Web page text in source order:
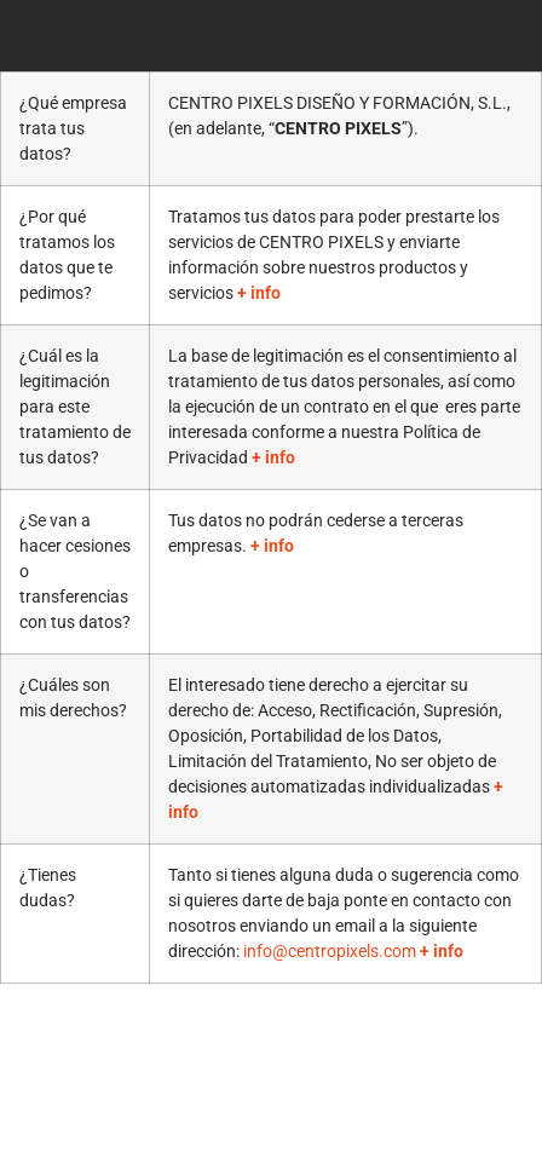
¿Qué empresa
trata tus
datos?
CENTRO PIXELS DISEÑO Y FORMACIÓN, S.L.,
(en adelante, “CENTRO PIXELS”).
¿Por qué
tratamos los
datos que te
pedimos?
Tratamos tus datos para poder prestarte los
servicios de CENTRO PIXELS y enviarte
información sobre nuestros productos y
servicios+ info
¿Cuál es la
legitimación
para este
tratamiento de
tus datos?
La base de legitimación es el consentimiento al
tratamiento de tus datos personales, así como
la ejecución de un contrato en el que eres parte
interesada conforme a nuestra Política de
Privacidad + info
¿Se van a
hacer cesiones
o
transferencias
con tus datos?
Tus datos no podrán cederse a terceras
empresas. + info
¿Cuáles son
mis derechos?
El interesado tiene derecho a ejercitar su
derecho de: Acceso, Rectificación, Supresión,
Oposición, Portabilidad de los Datos,
Limitación del Tratamiento, No ser objeto de
decisiones automatizadas individualizadas+
info
¿Tienes
dudas?
Tanto si tienes alguna duda o sugerencia como
si quieres darte de baja ponte en contacto con
nosotros enviando un email a la siguiente
dirección: info@centropixels.com+ info